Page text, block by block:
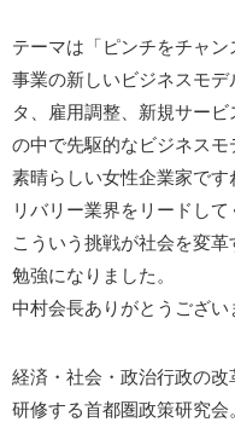
テーマは「ピンチをチャ
事業の新しいビジネスモ
タ、雇用調整、新規サー
の中で先駆的なビジネスモ
素晴らしい女性企業家で
リバリー業界をリードして
こういう挑戦が社会を変
勉強になりました。
中村会長ありがとうござい
経済・社会・政治行政の改
研修する首都圏政策研究